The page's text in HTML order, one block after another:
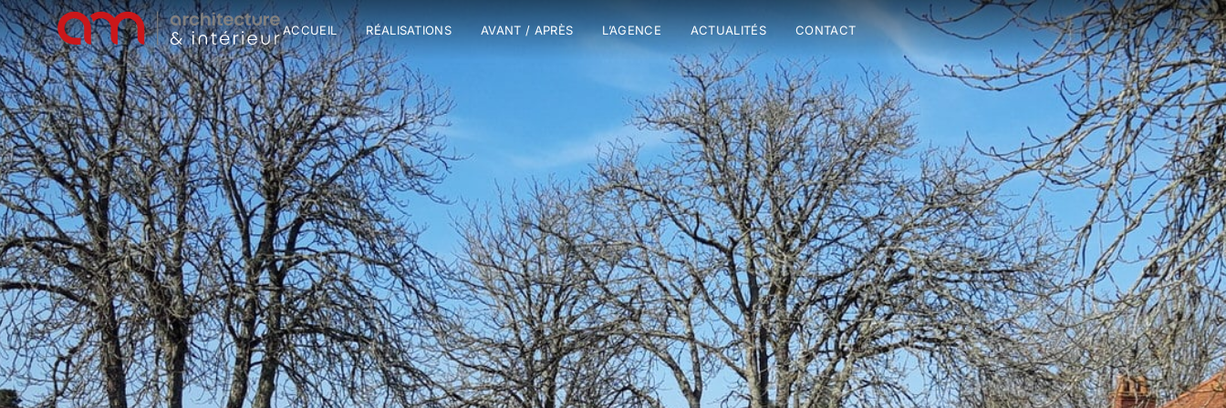
ACCUEIL RÉALISATIONS AVANT / APRÈS L’AGENCE ACTUALITÉS CONTACT